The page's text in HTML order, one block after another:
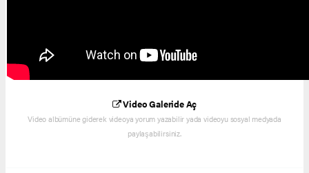
Video Galeride Aç
Video albümüne giderek videoya yorum yazabilir yada videoyu sosyal medyada
paylaşabilirsiniz.